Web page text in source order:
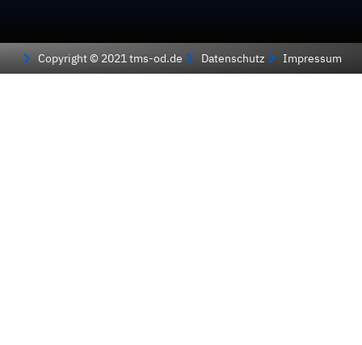
Copyright © 2021 tms-od.de Datenschutz Impressum